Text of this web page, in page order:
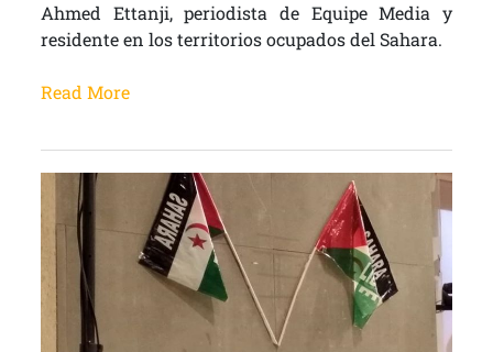
Ahmed Ettanji, periodista de Equipe Media y
residente en los territorios ocupados del Sahara.
Read More